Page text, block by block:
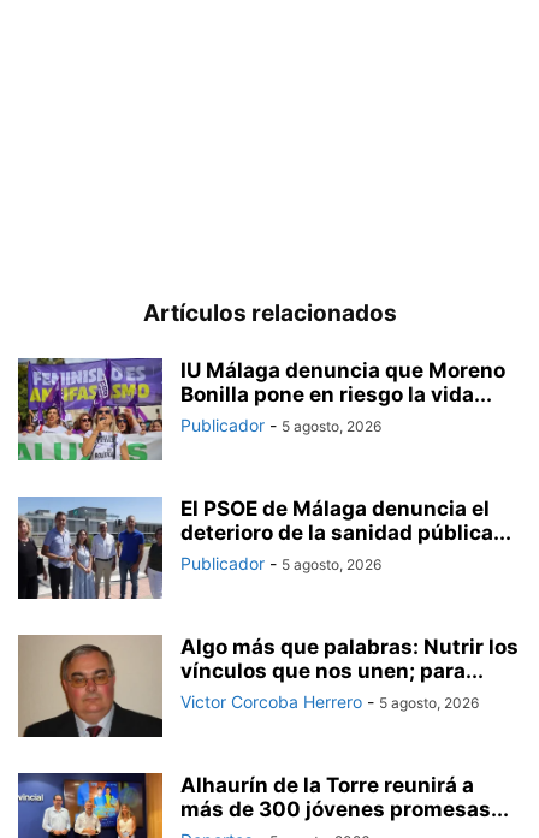
Artículos relacionados
IU Málaga denuncia que Moreno
Bonilla pone en riesgo la vida...
Publicador - 5 agosto, 2026
El PSOE de Málaga denuncia el
deterioro de la sanidad pública...
Publicador - 5 agosto, 2026
Algo más que palabras: Nutrir los
vínculos que nos unen; para...
Victor Corcoba Herrero - 5 agosto, 2026
Alhaurín de la Torre reunirá a
más de 300 jóvenes promesas...